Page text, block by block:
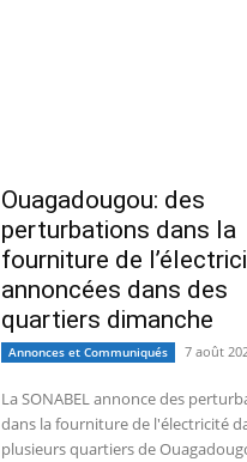
Ouagadougou: des
perturbations dans la
fourniture de
annoncées dans des
quartiers dimanche
Annonces et Communiqués 7 août
La SONABEL annonce des
dans la fourniture de l'électricité
plusieurs quartiers de